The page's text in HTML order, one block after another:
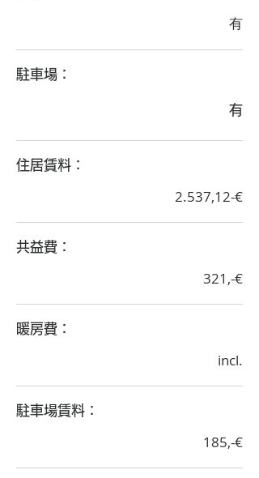
有
駐車場：
有
​住居賃料：
2.537,12-€
​共益費：
321,-€
​暖房費：
incl.
​駐車場賃料：
185,-€